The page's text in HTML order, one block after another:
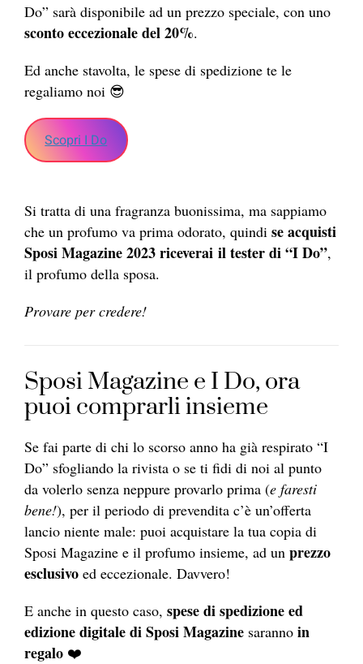
Do” sarà disponibile ad un prezzo speciale, con uno
sconto eccezionale del 20%.
Ed anche stavolta, le spese di spedizione te le
regaliamo noi 😎
Scopri I Do
Si tratta di una fragranza buonissima, ma sappiamo
che un profumo va prima odorato, quindi se acquisti
Sposi Magazine 2023 riceverai il tester di “I Do”,
il profumo della sposa.
Provare per credere!
Sposi Magazine e I Do, ora
puoi comprarli insieme
Se fai parte di chi lo scorso anno ha già respirato “I
Do” sfogliando la rivista o se ti fidi di noi al punto
da volerlo senza neppure provarlo prima (e faresti
bene!), per il periodo di prevendita c’è un’offerta
lancio niente male: puoi acquistare la tua copia di
Sposi Magazine e il profumo insieme, ad un prezzo
esclusivo ed eccezionale. Davvero!
E anche in questo caso, spese di spedizione ed
edizione digitale di Sposi Magazine saranno in
regalo ❤️